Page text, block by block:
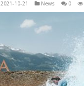
2021-10-21 News 0